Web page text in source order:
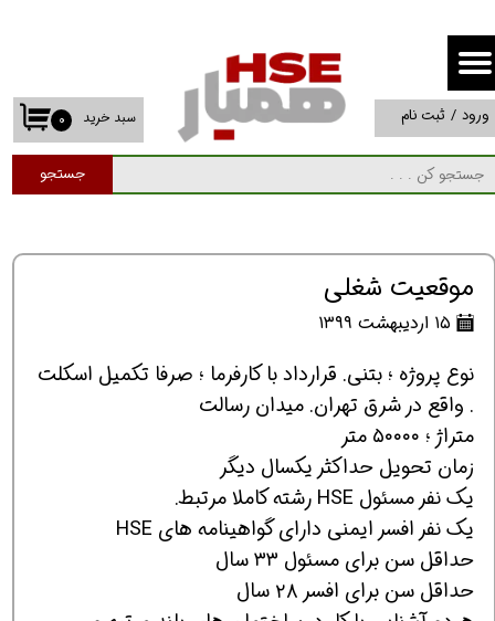
جستجو
۰ سبد خرید ورود / ثبت نام
حساب کاربری من
تغییر گذر واژه
سفارشات
موقعیت شغلی
۱۵ اردیبهشت ۱۳۹۹
نوع پروژه ؛ بتنی. قرارداد با کارفرما ؛ صرفا تکمیل اسکلت
. واقع در شرق تهران. میدان رسالت
متراژ ؛ ۵۰۰۰۰ متر
زمان تحویل حداکثر یکسال دیگر
یک نفر مسئول HSE رشته کاملا مرتبط.
یک نفر افسر ایمنی دارای گواهینامه های HSE
حداقل سن برای مسئول ۳۳ سال
حداقل سن برای افسر ۲۸ سال